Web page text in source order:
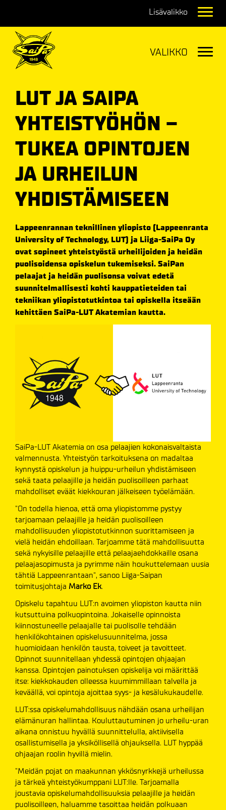
LUT JA SAIPA
YHTEISTYÖHÖN –
TUKEA OPINTOJEN
JA URHEILUN
YHDISTÄMISEEN
Lappeenrannan teknillinen yliopisto (Lappeenranta
University of Technology, LUT) ja Liiga-SaiPa Oy
ovat sopineet yhteistyöstä urheilijoiden ja heidän
puolisoidensa opiskelun tukemiseksi. SaiPan
pelaajat ja heidän puolisonsa voivat edetä
suunnitelmallisesti kohti kauppatieteiden tai
tekniikan yliopistotutkintoa tai opiskella itseään
kehittäen SaiPa-LUT Akatemian kautta.
SaiPa-LUT Akatemia on osa pelaajien kokonaisvaltaista
valmennusta. Yhteistyön tarkoituksena on madaltaa
kynnystä opiskelun ja huippu-urheilun yhdistämiseen
sekä taata pelaajille ja heidän puolisoilleen parhaat
mahdolliset eväät kiekkouran jälkeiseen työelämään.
"On todella hienoa, että oma yliopistomme pystyy
tarjoamaan pelaajille ja heidän puolisoilleen
mahdollisuuden yliopistotutkinnon suorittamiseen ja
vielä heidän ehdoillaan. Tarjoamme tätä mahdollisuutta
sekä nykyisille pelaajille että pelaajaehdokkaille osana
pelaajasopimusta ja pyrimme näin houkuttelemaan uusia
tähtiä Lappeenrantaan", sanoo Liiga-Saipan
toimitusjohtaja Marko Ek.
Opiskelu tapahtuu LUT:n avoimen yliopiston kautta niin
kutsuttuina polkuopintoina. Jokaiselle opinnoista
kiinnostuneelle pelaajalle tai puolisolle tehdään
henkilökohtainen opiskelusuunnitelma, jossa
huomioidaan henkilön tausta, toiveet ja tavoitteet.
Opinnot suunnitellaan yhdessä opintojen ohjaajan
kanssa. Opintojen painotuksen opiskelija voi määrittää
itse: kiekkokauden olleessa kuumimmillaan talvella ja
keväällä, voi opintoja ajoittaa syys- ja kesälukukaudelle.
LUT:ssa opiskelumahdollisuus nähdään osana urheilijan
elämänuran hallintaa. Kouluttautuminen jo urheilu-uran
aikana onnistuu hyvällä suunnittelulla, aktiivisella
osallistumisella ja yksiköllisellä ohjauksella. LUT hyppää
ohjaajan roolin hyvillä mielin.
"Meidän pojat on maakunnan ykkösnyrkkejä urheilussa
ja tärkeä yhteistyökumppani LUT:lle. Tarjoamalla
joustavia opiskelumahdollisuuksia pelaajille ja heidän
puolisoilleen, haluamme tasoittaa heidän polkuaan